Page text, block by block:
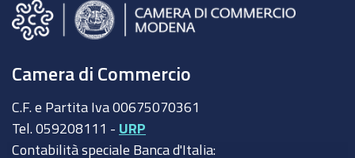
Camera di Commercio
C.F. e Partita Iva 00675070361
Tel. 059208111 - URP
Contabilità speciale Banca d'Italia: